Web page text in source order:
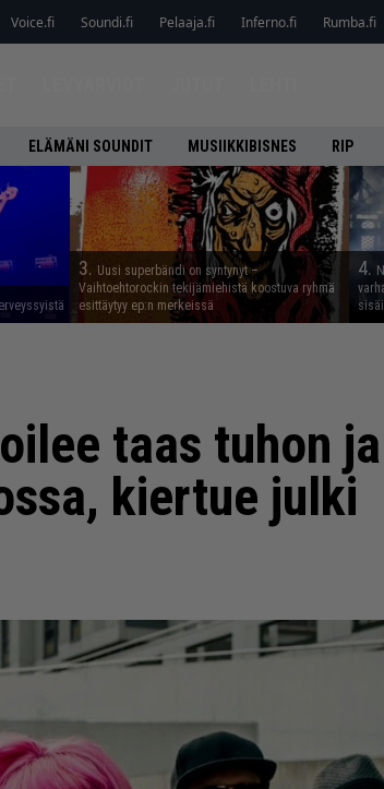
Voice.fi Soundi.fi Pelaaja.fi Inferno.fi Rumba.fi
ELÄMÄNI SOUNDIT MUSIIKKIBISNES RIP
3. Uusi superbändi on syntynyt –
Vaihtoehtorockin tekijämiehistä koostuva ryhmä
esittäytyy ep:n merkeissä
4.
taas tuhon
kiertue julki